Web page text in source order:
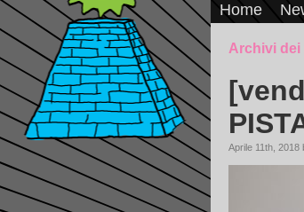
Home
Archivi dei
Aprile 11th, 2018